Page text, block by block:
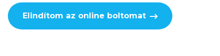
Elindítom az online boltomat